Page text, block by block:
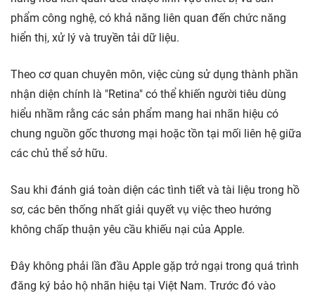
phẩm công nghệ, có khả năng liên quan đến chức năng
hiển thị, xử lý và truyền tải dữ liệu.
Theo cơ quan chuyên môn, việc cùng sử dụng thành phần
nhận diện chính là "Retina" có thể khiến người tiêu dùng
hiểu nhầm rằng các sản phẩm mang hai nhãn hiệu có
chung nguồn gốc thương mại hoặc tồn tại mối liên hệ giữa
các chủ thể sở hữu.
Sau khi đánh giá toàn diện các tình tiết và tài liệu trong hồ
sơ, các bên thống nhất giải quyết vụ việc theo hướng
không chấp thuận yêu cầu khiếu nại của Apple.
Đây không phải lần đầu Apple gặp trở ngại trong quá trình
đăng ký bảo hộ nhãn hiệu tại Việt Nam. Trước đó vào